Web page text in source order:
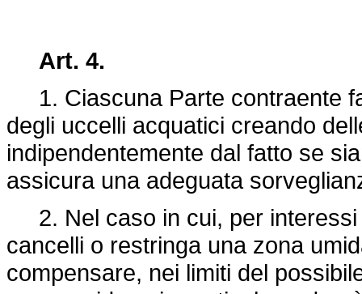
Art. 4.
1. Ciascuna Parte contraente
degli uccelli acquatici creando
indipendentemente dal fatto se
assicura una adeguata
2. Nel caso in cui, per interessi
cancelli o restringa una zona
compensare, nei limiti del